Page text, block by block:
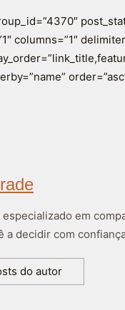
columns=”1″
em
a decidir com
do autor